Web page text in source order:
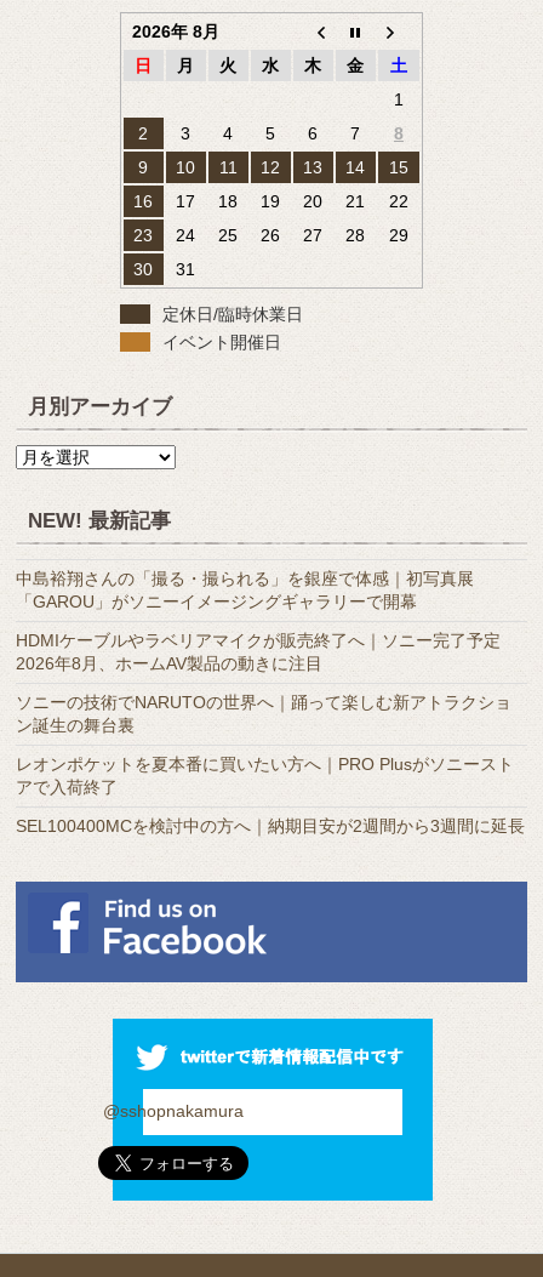
2026年 8月
日
月 火 水 木 金
土
1
2
3 4 5 6 7
8
9
10 11 12 13 14
15
16
17 18 19 20 21
22
23
24 25 26 27 28
29
30
31
定休日/臨時休業日
イベント開催日
月別アーカイブ
月
ー
カ
イ
ブ
NEW! 最新記事
中島裕翔さんの「撮る・撮られる」を銀座で体感｜初写真展
「GAROU」がソニーイメージングギャラリーで開幕
HDMIケーブルやラベリアマイクが販売終了へ｜ソニー完了予定
2026年8月、ホームAV製品の動きに注目
ソニーの技術でNARUTOの世界へ｜踊って楽しむ新アトラクショ
ン誕生の舞台裏
レオンポケットを夏本番に買いたい方へ｜PRO Plusがソニースト
アで入荷終了
SEL100400MCを検討中の方へ｜納期目安が2週間から3週間に延長
@sshopnakamura